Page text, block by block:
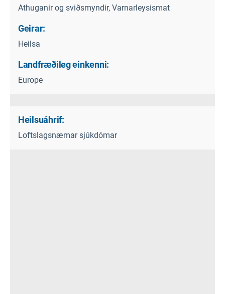
Athuganir og sviðsmyndir, Varnarleysismat
Geirar:
Heilsa
Landfræðileg einkenni:
Europe
Heilsuáhrif:
Loftslagsnæmar sjúkdómar